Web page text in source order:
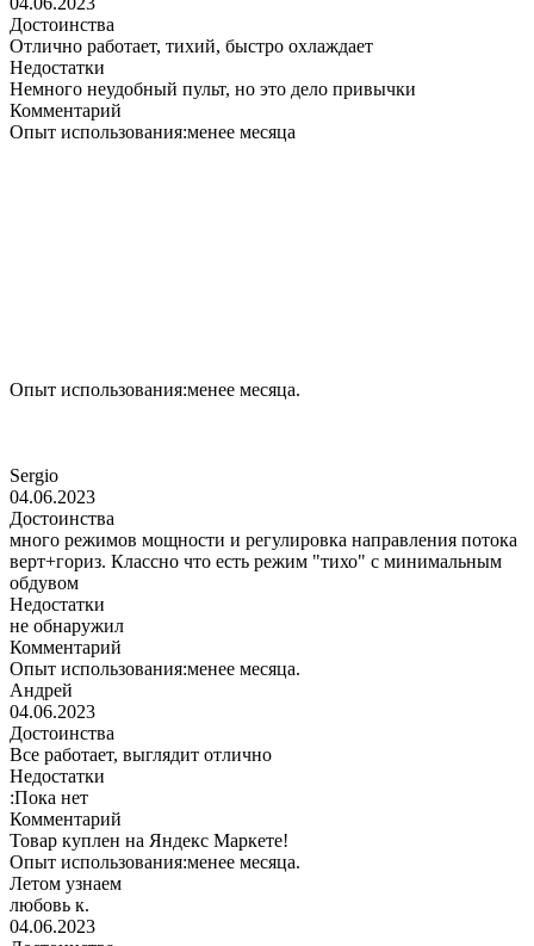
Достоинства
Отлично работает, тихий, быстро охлаждает
Недостатки
Немного неудобный пульт, но это дело привычки
Комментарий
Опыт использования:менее месяца
Опыт использования:менее месяца.
Sergio
04.06.2023
Достоинства
много режимов мощности и регулировка направления потока
верт+гориз. Классно что есть режим "тихо" с минимальным
обдувом
Недостатки
не обнаружил
Комментарий
Опыт использования:менее месяца.
Андрей
04.06.2023
Достоинства
Все работает, выглядит отлично
Недостатки
:Пока нет
Комментарий
Товар куплен на Яндекс Маркете!
Опыт использования:менее месяца.
Летом узнаем
любовь к.
04.06.2023